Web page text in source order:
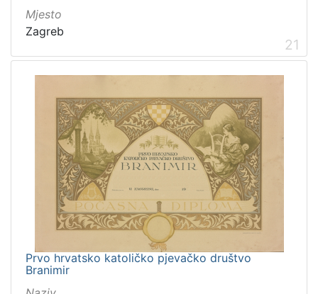
Mjesto
Zagreb
21
Prvo hrvatsko katoličko pjevačko društvo
Branimir